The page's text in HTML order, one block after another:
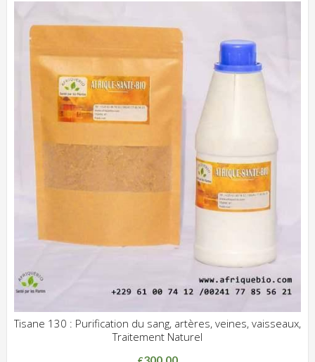
Tisane 130 : Purification du sang, artères, veines, vaisseaux,
Traitement Naturel
300.00